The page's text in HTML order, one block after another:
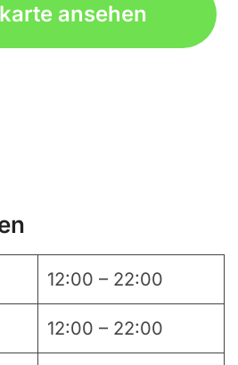
ansehen
12:00 – 22:00
12:00 – 22:00